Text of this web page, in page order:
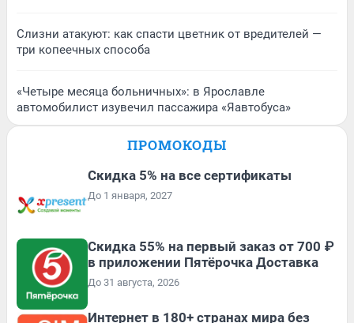
Слизни атакуют: как спасти цветник от вредителей —
три копеечных способа
«Четыре месяца больничных»: в Ярославле
автомобилист изувечил пассажира «Яавтобуса»
ПРОМОКОДЫ
Скидка 5% на все сертификаты
До 1 января, 2027
Скидка 55% на первый заказ от 700 ₽
в приложении Пятёрочка Доставка
До 31 августа, 2026
Интернет в 180+ странах мира без